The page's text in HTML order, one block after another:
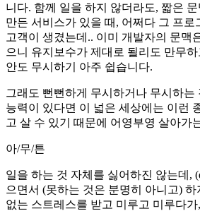
니다. 함께 일을 하지 않더라도, 짧은 문
만든 서비스가 있을 때, 어쩌다 그 프로
고객이 생겼는데.. 이미 개발자의 문맥
으니 유지보수가 제대로 될리도 만무
안도 무시하기 아주 쉽습니다.
그래도 뻔뻔하게 무시하거나 무시하는
능력이 있다면 이 넓은 세상에는 이런
고 살 수 있기 때문에 어영부영 살아가
아/무/튼
일을 하는 것 자체를 싫어하진 않는데,
으면서 (못하는 것은 분명히 아니고)
없는 스트레스를 받고 미루고 미루다